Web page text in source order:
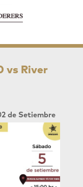
vs River
de Setiembre